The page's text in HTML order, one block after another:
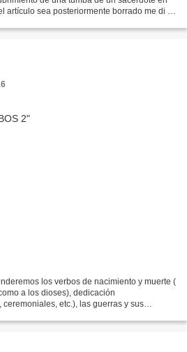
artículo sea posteriormente borrado me di a
los verbos de nacimiento y muerte (
a los dioses), dedicación
etc.), las guerras y sus